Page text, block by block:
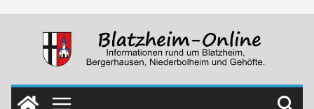
Skip
content